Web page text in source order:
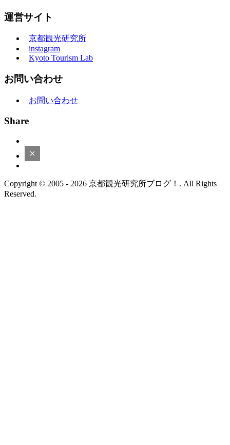
運営サイト
京都観光研究所
instagram
Kyoto Tourism Lab
お問い合わせ
お問い合わせ
Share
Copyright © 2005 - 2026 京都観光研究所ブログ！. All Rights
Reserved.